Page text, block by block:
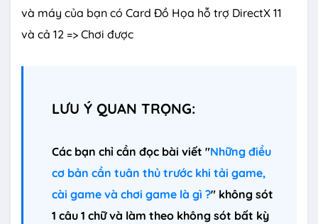
và máy của bạn có Card Đồ Họa hỗ trợ DirectX 11
và cả 12 => Chơi được
LƯU Ý QUAN TRỌNG:
Các bạn chỉ cần đọc bài viết "Những điều
cơ bản cần tuân thủ trước khi tải game,
cài game và chơi game là gì ?" không sót
1 câu 1 chữ và làm theo không sót bất kỳ